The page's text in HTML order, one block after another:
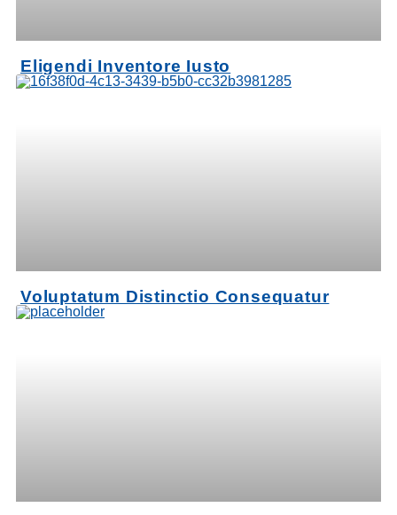
Eligendi Inventore Iusto
Voluptatum Distinctio Consequatur